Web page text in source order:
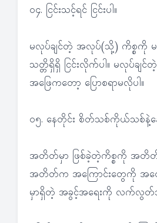
၀၄. ငြင်းသင့်ရင် ငြင်းပါ။
မလုပ်ချင်တဲ့ အလုပ်(သို့) ကိစ္စကို မ
သတ္တိရှိရှိ ငြင်းလိုက်ပါ။ မလုပ်ခ
အဖြေကတော့ ပြောစရာမလိုပါ။
၀၅. နေတိုင်း စိတ်သစ်ကိုယ်သစ်နဲ့နေ
အတိတ်မှာ ဖြစ်ခဲ့တဲ့ကိစ္စကို အတိတ်မှ
အတိတ်က အကြောင်းတွေကို အတွေ
မှာရှိတဲ့ အခွင့်အရေးကို လက်လွတ်သွ